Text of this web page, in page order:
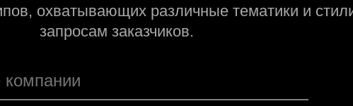
охватывающих различные тематики и
запросам заказчиков.